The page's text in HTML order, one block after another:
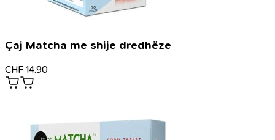
Çaj Matcha me shije dredhëze
CHF 14.90